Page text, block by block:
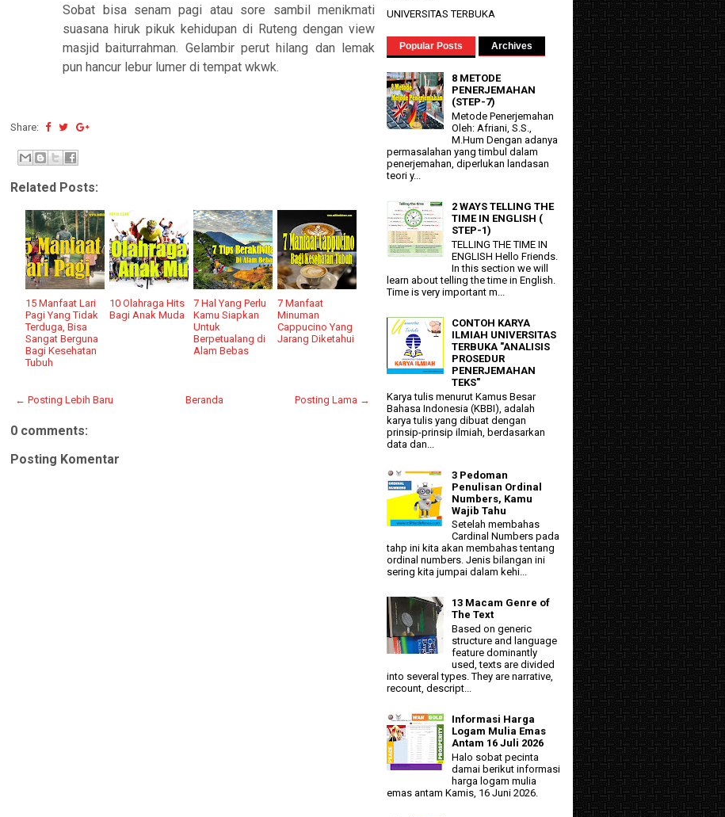
Sobat bisa senam pagi atau sore sambil menikmati
suasana hiruk pikuk kehidupan di Ruteng dengan view
masjid baiturrahman. Gelambir perut hilang dan lemak
pun hancur lebur lumer di tempat wkwk.
Share:
Related Posts:
15 Manfaat Lari
Pagi Yang Tidak
Terduga, Bisa
Sangat Berguna
Bagi Kesehatan
Tubuh
10 Olahraga Hits
Bagi Anak Muda
7 Hal Yang Perlu
Kamu Siapkan
Untuk
Berpetualang di
Alam Bebas
7 Manfaat
Minuman
Cappucino Yang
Jarang Diketahui
← Posting Lebih Baru Posting Lama →
Beranda
0 comments:
Posting Komentar
UNIVERSITAS TERBUKA
Popular Posts Archives
8 METODE
PENERJEMAHAN
(STEP-7)
Metode Penerjemahan
Oleh: Afriani, S.S.,
M.Hum Dengan adanya
permasalahan yang timbul dalam
penerjemahan, diperlukan landasan
teori y...
2 WAYS TELLING THE
TIME IN ENGLISH (
STEP-1)
TELLING THE TIME IN
ENGLISH Hello Friends.
In this section we will
learn about telling the time in English.
Time is very important m...
CONTOH KARYA
ILMIAH UNIVERSITAS
TERBUKA "ANALISIS
PROSEDUR
PENERJEMAHAN
TEKS"
Karya tulis menurut Kamus Besar
Bahasa Indonesia (KBBI), adalah
karya tulis yang dibuat dengan
prinsip-prinsip ilmiah, berdasarkan
data dan...
3 Pedoman
Penulisan Ordinal
Numbers, Kamu
Wajib Tahu
Setelah membahas
Cardinal Numbers pada
tahp ini kita akan membahas tentang
ordinal numbers. Jenis bilangan ini
sering kita jumpai dalam kehi...
13 Macam Genre of
The Text
Based on generic
structure and language
feature dominantly
used, texts are divided
into several types. They are narrative,
recount, descript...
Informasi Harga
Logam Mulia Emas
Antam 16 Juli 2026
Halo sobat pecinta
damai berikut informasi
harga logam mulia
emas antam Kamis, 16 Juni 2026.